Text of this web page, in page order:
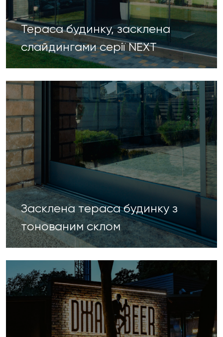
Тераса будинку, засклена
слайдингами серії NEXT
Засклена тераса будинку з
тонованим склом